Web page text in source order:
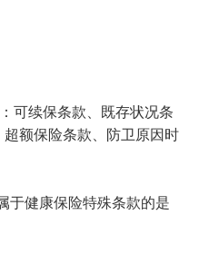
续保条款、既存状况条
额保险条款、防卫原因时
健康保险特殊条款的是